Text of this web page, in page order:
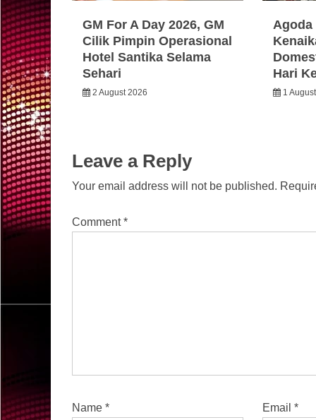
GM For A Day 2026, GM
Cilik Pimpin Operasional
Hotel Santika Selama
Sehari
2 August 2026
Agoda
Hari
1
Leave a Reply
Your email address will not be published.
Comment*
Name * Email*